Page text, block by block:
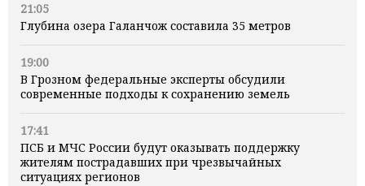
21:05
Глубина озера Галанчож составила 35 метров
19:00
В Грозном федеральные эксперты обсудили
современные подходы к сохранению земель
17:41
ПСБ и МЧС России будут оказывать поддержку
жителям пострадавших при чрезвычайных
ситуациях регионов